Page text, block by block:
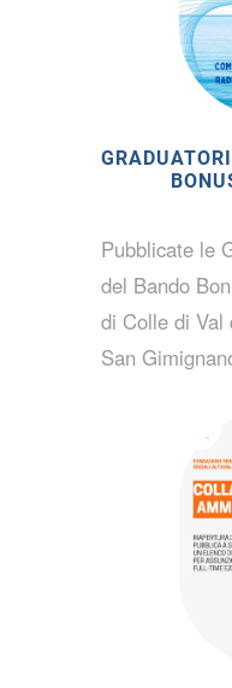
Pubblicate le
del Bando
di Colle di Val
San